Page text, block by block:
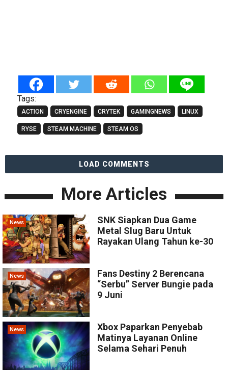
Tags:
ACTION CRYENGINE CRYTEK GAMINGNEWS LINUX
RYSE STEAM MACHINE STEAM OS
LOAD COMMENTS
More Articles
News
SNK Siapkan Dua Game
Metal Slug Baru Untuk
Rayakan Ulang Tahun ke-30
News
Fans Destiny 2 Berencana
“Serbu” Server Bungie pada
9 Juni
News
Xbox Paparkan Penyebab
Matinya Layanan Online
Selama Sehari Penuh